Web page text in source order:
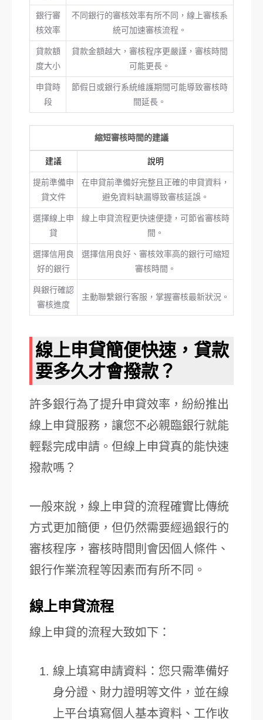
銀行審
核效率
不同銀行的審核效率有所不同，線上審核系
統可加速審核流程。
貸款額
度大小
貸款金額越大，審核程序更嚴謹，審核時間
可能更長。
申貸時
段
節假日或銀行系統維護期間可能導致審核時
間延長。
縮短審核時間的建議
建議 說明
提前準備申
貸文件
在申貸前準備好完整且正確的申貸資料，
避免資料缺漏導致審核延誤。
選擇線上申
貸
線上申貸流程更快速便捷，可節省審核時
間。
選擇信用良
好的銀行
選擇信用良好、審核效率高的銀行可縮短
審核時間。
與銀行確認
審核進度
主動聯繫銀行客服，掌握審核最新狀況。
線上申貸簡便快速，貸款
要多久才會撥款？
許多銀行為了提升申貸效率，紛紛推出
線上申貸服務，讓您不必親臨銀行就能
輕鬆完成申請。但線上申貸真的能快速
撥款嗎？
一般來說，線上申貸的流程確實比傳統
方式更加簡便，但仍然需要經過銀行的
審核程序，審核時間則會因個人條件、
銀行作業流程等因素而有所不同。
線上申貸流程
線上申貸的流程大致如下：
線上填寫申請資料：您只需準備好
身分證、財力證明等文件，並在線
上平台填寫個人基本資料、工作收